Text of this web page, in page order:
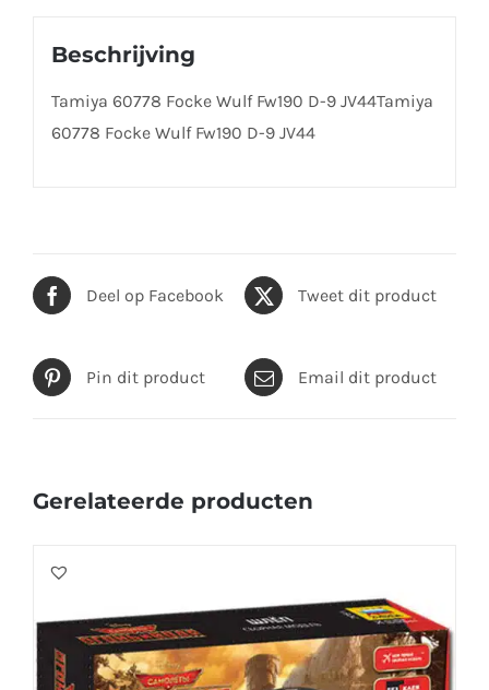
Beschrijving
Tamiya 60778 Focke Wulf Fw190 D-9 JV44Tamiya
60778 Focke Wulf Fw190 D-9 JV44
Deel op Facebook Tweet dit product
Pin dit product Email dit product
Gerelateerde producten